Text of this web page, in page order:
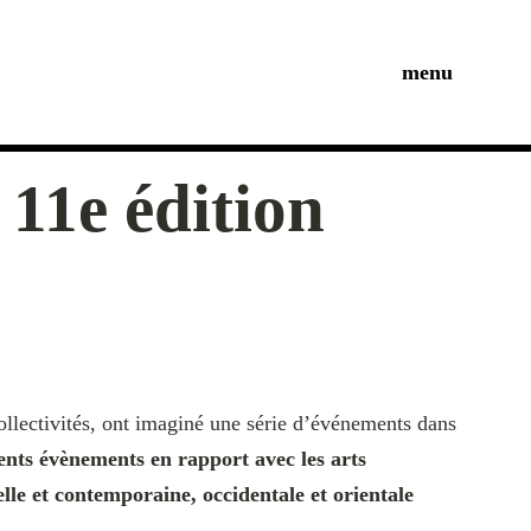
menu
édition
ont imaginé une série d’événements dans
évènements en rapport avec les arts
et contemporaine, occidentale et orientale